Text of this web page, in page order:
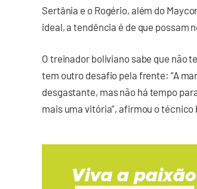
Sertânia e o Rogério, além do
ideal, a tendência é de que possam
O treinador boliviano sabe que não
tem outro desafio pela frente: “A
desgastante, mas não há tempo
mais uma vitória”, afirmou o técnico